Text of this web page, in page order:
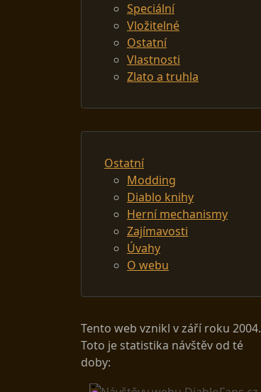
Speciální
Vložitelné
Ostatní
Vlastnosti
Zlato a truhla
Ostatní
Modding
Diablo knihy
Herní mechanismy
Zajímavosti
Úvahy
O webu
Tento web vznikl v září roku 2004.
Toto je statistika návštěv od té
doby: